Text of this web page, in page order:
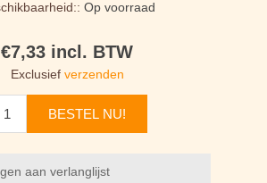
Op voorraad
€7,33 incl. BTW
Exclusief verzenden
BESTEL NU!
aan verlanglijst